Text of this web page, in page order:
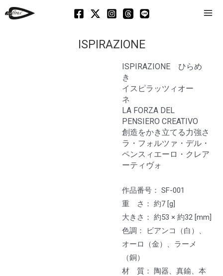
ISPIRAZIONE
ISPIRAZIONE ひらめ
き
イスピラッツィオー
ネ
LA FORZA DEL
PENSIERO CREATIVO
創造をかき立てる力強さ
ラ・フォルツァ・デル・
ペンスィエーロ・クレア
ーティヴォ
作品番号： SF-001
重 さ： 約7 [g]
大きさ： 約53 × 約32 [mm]
色調： ビアンコ（白）、
オーロ（金）、ラーメ
（銅）
材 質： 陶器、真鍮、本